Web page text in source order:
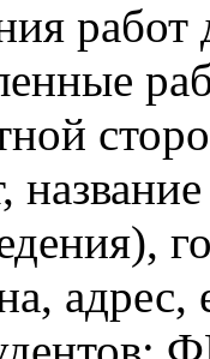
адрес,